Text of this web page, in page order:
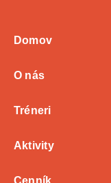
Domov
O nás
Tréneri
Aktivity